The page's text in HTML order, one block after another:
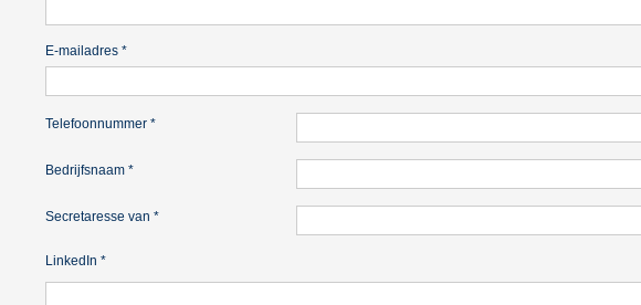
E-mailadres*
Telefoonnummer*
Bedrijfsnaam*
Secretaresse van *
LinkedIn *